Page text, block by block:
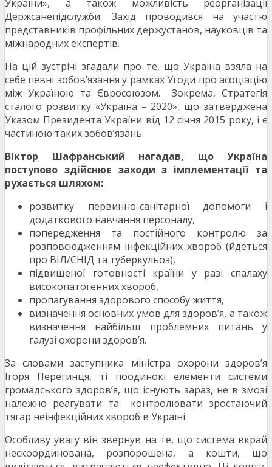
України», а також можливість реорганізації
Держсанепідслужби. Захід проводився на участю
представників профільних держустанов, науковців та
міжнародних експертів.
На цій зустрічі згадали про те, що Україна взяла на
себе певні зобов’язання у рамках Угоди про асоціацію
між Україною та Євросоюзом. Зокрема, Стратегія
сталого розвитку «Україна – 2020», що затверджена
Указом Президента України від 12 січня 2015 року, і є
частиною таких зобов’язань.
Віктор Шафранський нагадав, що Україна
поступово здійснює заходи з імплементації та
рухається шляхом:
розвитку первинно-санітарної допомоги і
додаткового навчання персоналу,
попередження та постійного контролю за
розповсюдженням інфекційних хвороб (йдеться
про ВІЛ/СНІД та туберкульоз),
підвищеної готовності країни у разі спалаху
високопатогенних хвороб,
пропагування здорового способу життя,
визначення основних умов для здоров’я, а також
визначення найбільш проблемних питань у
галузі охорони здоров’я.
За словами заступника міністра охорони здоров’я
Ігоря Перегинця, ті поодинокі елементи системи
громадського здоров’я, що існують зараз, не в змозі
належно реагувати та контролювати зростаючий
тягар неінфекційних хвороб в Україні.
Особливу увагу він звернув на те, що система вкрай
нескоординована, розпорошена, а кошти, що